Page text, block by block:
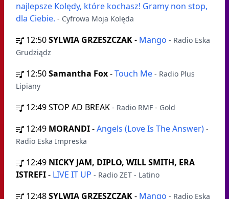
najlepsze Kolędy, które kochasz! Gramy non stop,
dla Ciebie. - Cyfrowa Moja Kolęda
12:50SYLWIA GRZESZCZAK- Mango - Radio Eska
Grudziądz
12:50Samantha Fox-Touch Me - Radio Plus
Lipiany
12:49STOP AD BREAK - Radio RMF - Gold
12:49 MORANDI-Angels (Love Is The Answer) -
Radio Eska Impreska
12:49 NICKY JAM, DIPLO, WILL SMITH, ERA
ISTREFI- LIVE IT UP - Radio ZET - Latino
12:48SYLWIA GRZESZCZAK- Mango - Radio Eska